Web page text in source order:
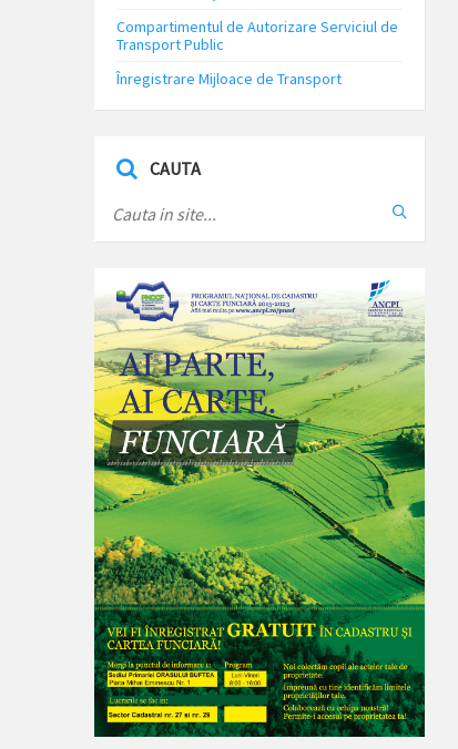
Compartimentul de Autorizare Serviciul de
Transport Public
Înregistrare Mijloace de Transport
CAUTA